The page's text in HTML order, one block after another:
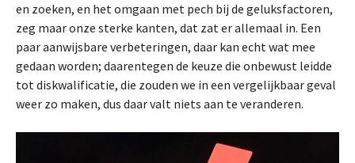
en zoeken, en het omgaan met pech bij de geluksfactoren,
zeg maar onze sterke kanten, dat zat er allemaal in. Een
paar aanwijsbare verbeteringen, daar kan echt wat mee
gedaan worden; daarentegen de keuze die onbewust leidde
tot diskwalificatie, die zouden we in een vergelijkbaar geval
weer zo maken, dus daar valt niets aan te veranderen.